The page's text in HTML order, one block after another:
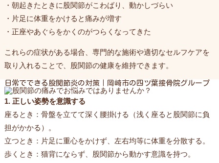
・朝起きたときに股関節がこわばり、動かしづらい
・片足に体重をかけると痛みが増す
・正座やあぐらをかくのがつらくなってきた
これらの症状がある場合、専門的な施術や適切なセルフケアを
取り入れることで、股関節の健康を維持できます。
日常でできる股関節炎の対策｜岡崎市の四ツ葉接骨院グループ
1. 正しい姿勢を意識する
座るとき：骨盤を立てて深く腰掛ける（浅く座ると股関節に負
担がかかる）。
立つとき：片足に重心をかけず、左右均等に体重を分散する。
歩くとき：猫背にならず、股関節から動かす意識を持つ。